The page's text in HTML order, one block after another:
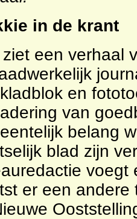
in de krant
ziet een verhaal
en
van
belang
blad zijn
voegt
er een andere